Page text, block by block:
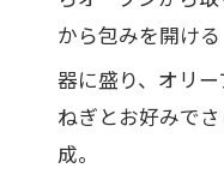
から包みを開ける
器に盛り、オリ
ねぎとお好みで
成。